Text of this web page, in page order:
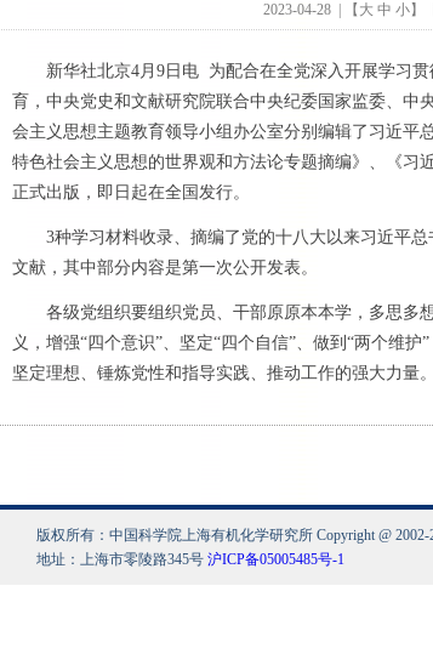
2023-04-28 | 【 大 中 小】
新华社北京4月9日电 为配合在全党深入开展学习
育，中央党史和文献研究院联合中央纪委国家监委、中
会主义思想主题教育领导小组办公室分别编辑了习近平
特色社会主义思想的世界观和方法论专题摘编》、《习
正式出版，即日起在全国发行。
3种学习材料收录、摘编了党的十八大以来习近平总
文献，其中部分内容是第一次公开发表。
各级党组织要组织党员、干部原原本本学，多思多
义，增强“四个意识”、坚定“四个自信”、做到“两个维
坚定理想、锤炼党性和指导实践、推动工作的强大力量。
版权所有：中国科学院上海有机化学研究所 Copyright @ 2002-
地址：上海市零陵路345号 沪ICP备05005485号-1